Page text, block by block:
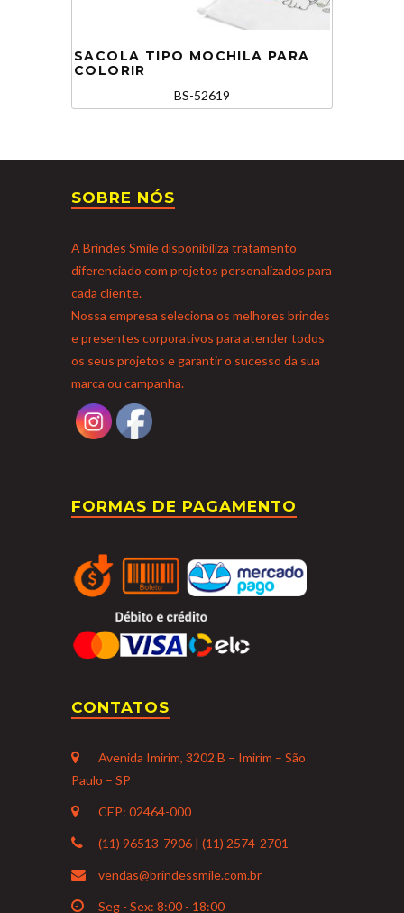
SACOLA TIPO MOCHILA PARA
COLORIR
BS-52619
SOBRE NÓS
A Brindes Smile disponibiliza tratamento
diferenciado com projetos personalizados para
cada cliente.
Nossa empresa seleciona os melhores brindes
e presentes corporativos para atender todos
os seus projetos e garantir o sucesso da sua
marca ou campanha.
FORMAS DE PAGAMENTO
CONTATOS
Avenida Imirim, 3202 B – Imirim – São
Paulo – SP
CEP: 02464-000
(11) 96513-7906 | (11) 2574-2701
vendas@brindessmile.com.br
Seg - Sex: 8:00 - 18:00